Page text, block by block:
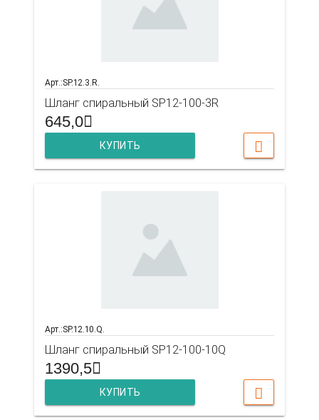
Арт.:SP.12.3.R.
Шланг спиральный SP12-100-3R
645,0
КУПИТЬ
Арт.:SP.12.10.Q.
Шланг спиральный SP12-100-10Q
1390,5
КУПИТЬ